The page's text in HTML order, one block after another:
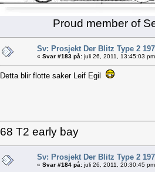
Proud member of
Sv: Prosjekt Der Blitz Type 2
« Svar #183 på: juli 26, 2011, 13:45:03
Detta blir flotte saker Leif Egil
68 T2 early bay
Sv: Prosjekt Der Blitz Type 2
« Svar #184 på: juli 26, 2011, 20:30:45